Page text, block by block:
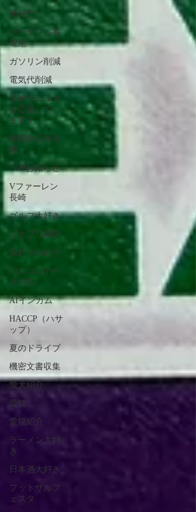
新発売
ポータブル蓄
電池
ガソリン削減
電気代削減
長崎ヴェルカ
を応援してい
ます！
廃棄物収集運
搬
TOPお知らせ
Vファーレン
長崎
ゴルフ大好き
ゴキブリ駆除
魚釣り大好き
パソコンデー
タ消去
AIインカム
HACCP（ハサ
ップ）
夏のドライブ
機密文書収集
愛犬紹介
愛猫
愛猫紹介
ラーメン大好
き
日本酒大好き
フットサルフ
ェスタ